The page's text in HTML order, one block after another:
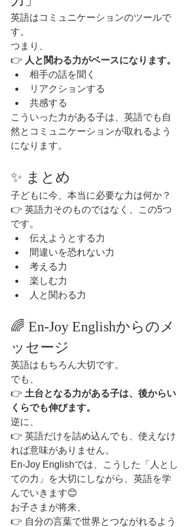
英語はコミュニケーションのツールで
す。
つまり、
👉 人と関わる力がベースになります。
相手の話を聞く
リアクションする
共感する
こういった力がある子は、英語でも自
然とコミュニケーションが取れるよう
になります。
✨ まとめ
子どもに今、本当に必要な力は何か？
👉 英語力そのものではなく、この5つ
です。
伝えようとする力
間違いを恐れない力
考える力
楽しむ力
人と関わる力
🌈 En-Joy Englishからのメ
ッセージ
英語はもちろん大切です。
でも、
👉 土台となる力がある子は、後からい
くらでも伸びます。
逆に、
👉 英語だけを詰め込んでも、使えなけ
れば意味がありません。
En-Joy Englishでは、こうした「人とし
ての力」を大切にしながら、英語を学
んでいきます😊
お子さまが将来、
👉 自分の言葉で世界とつながれるよう